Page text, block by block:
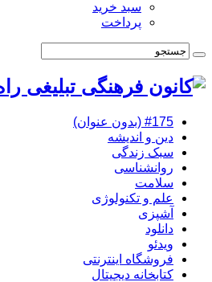
سبد خرید
پرداخت
#175 (بدون عنوان)
دین و اندیشه
سبک زندگی
روانشناسی
سلامت
علم و تکنولوژی
آشپزی
دانلود
ویدئو
فروشگاه اینترنتی
کتابخانه دیجیتال